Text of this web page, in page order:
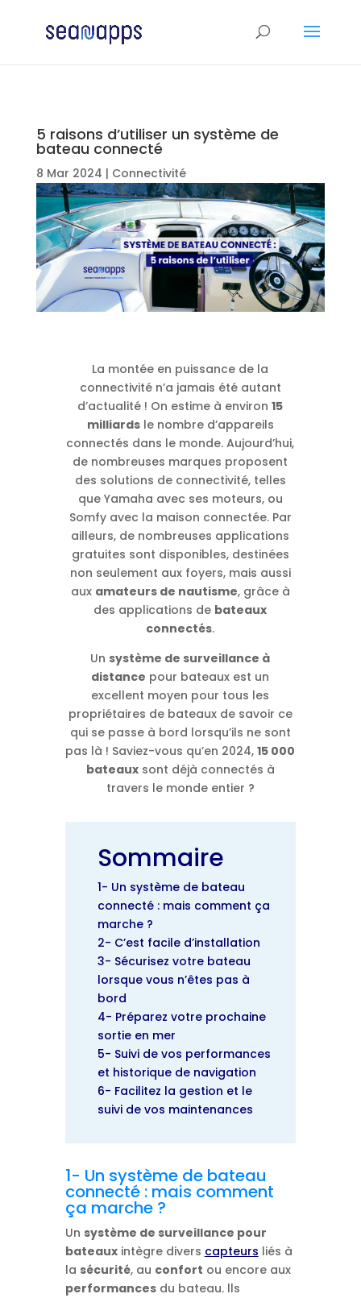
5 raisons d’utiliser un système de
bateau connecté
8 Mar 2024 | Connectivité
La montée en puissance de la
connectivité n’a jamais été autant
d’actualité ! On estime à environ15
milliardsle nombre d’appareils
connectés dans le monde. Aujourd’hui,
de nombreuses marques proposent
des solutions de connectivité, telles
que Yamaha avec ses moteurs, ou
Somfy avec la maison connectée. Par
ailleurs, de nombreuses applications
gratuites sont disponibles, destinées
non seulement aux foyers, mais aussi
aux amateurs de nautisme, grâce à
des applications de bateaux
connectés.
Un système de surveillance à
distance pour bateaux est un
excellent moyen pour tous les
propriétaires de bateaux de savoir ce
qui se passe à bord lorsqu’ils ne sont
pas là ! Saviez-vous qu’en 2024,15 000
bateauxsont déjà connectés à
travers le monde entier ?
Sommaire
1- Un système de bateau
connecté : mais comment ça
marche ?
2- C’est facile d’installation
3- Sécurisez votre bateau
lorsque vous n’êtes pas à
bord
4- Préparez votre prochaine
sortie en mer
5- Suivi de vos performances
et historique de navigation
6- Facilitez la gestion et le
suivi de vos maintenances
1- Un système de bateau
connecté : mais comment
ça marche ?
Un système de surveillance pour
bateauxintègre divers capteurs liés à
la sécurité, au confort ou encore aux
performancesdu bateau. lls